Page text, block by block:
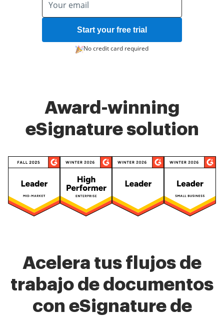
Start your free trial
No credit card required
Award-winning
eSignature solution
Acelera tus flujos de
trabajo de documentos
con eSignature de